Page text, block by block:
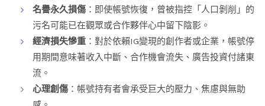
名譽永久損傷 ：即使帳號恢復，曾被指控「人口剝削」的
污名可能已在觀眾或合作夥伴心中留下陰影。
經濟損失慘重 ：對於依賴IG變現的創作者或企業，帳號停
用期間意味著收入中斷、合作機會流失、廣告投資付諸東
流。
心理創傷 ：帳號持有者會承受巨大的壓力、焦慮與無助